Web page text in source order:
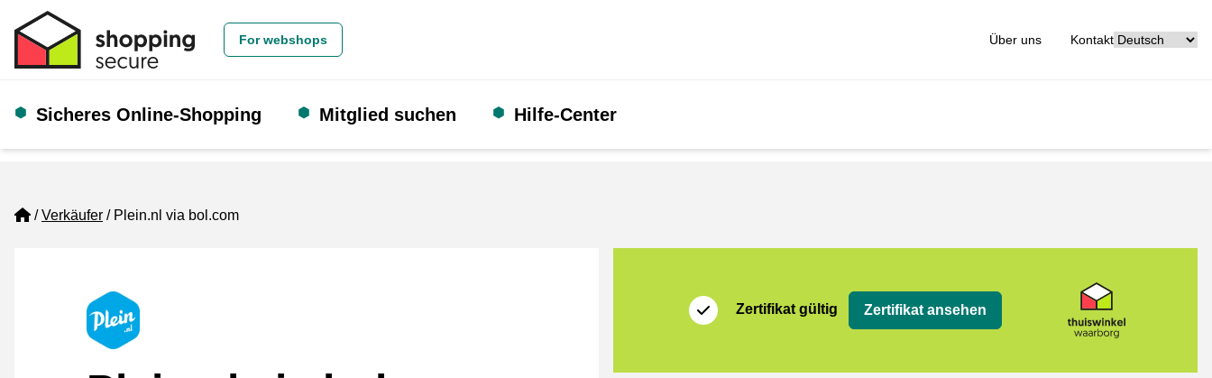
For webshops Über uns Kontakt
Sicheres Online-Shopping Mitglied suchen Hilfe-Center
Home
Verkäufer Plein.nl via bol.com
Zertifikat gültig Zertifikat ansehen